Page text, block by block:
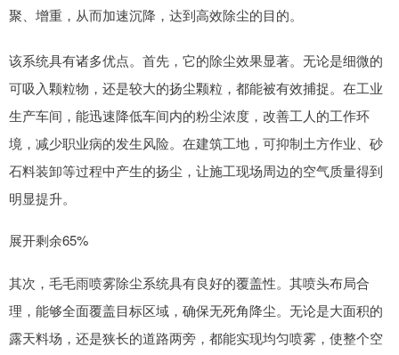
聚、增重，从而加速沉降，达到高效除尘的目的。
该系统具有诸多优点。首先，它的除尘效果显著。无论是细微的
可吸入颗粒物，还是较大的扬尘颗粒，都能被有效捕捉。在工业
生产车间，能迅速降低车间内的粉尘浓度，改善工人的工作环
境，减少职业病的发生风险。在建筑工地，可抑制土方作业、砂
石料装卸等过程中产生的扬尘，让施工现场周边的空气质量得到
明显提升。
展开剩余65%
其次，毛毛雨喷雾除尘系统具有良好的覆盖性。其喷头布局合
理，能够全面覆盖目标区域，确保无死角降尘。无论是大面积的
露天料场，还是狭长的道路两旁，都能实现均匀喷雾，使整个空